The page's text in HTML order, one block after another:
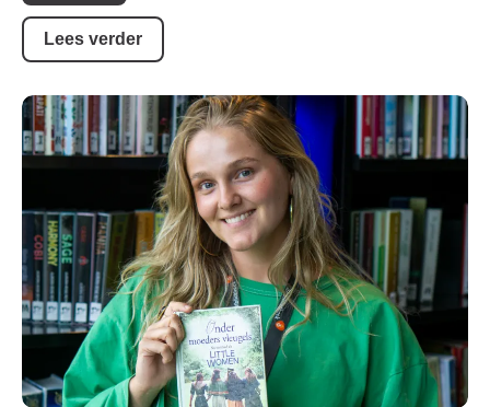
Lees verder